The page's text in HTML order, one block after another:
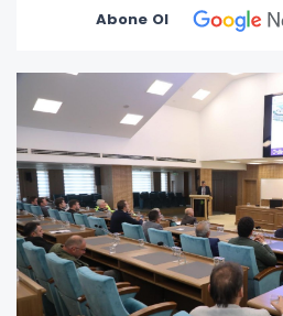
Abone Ol